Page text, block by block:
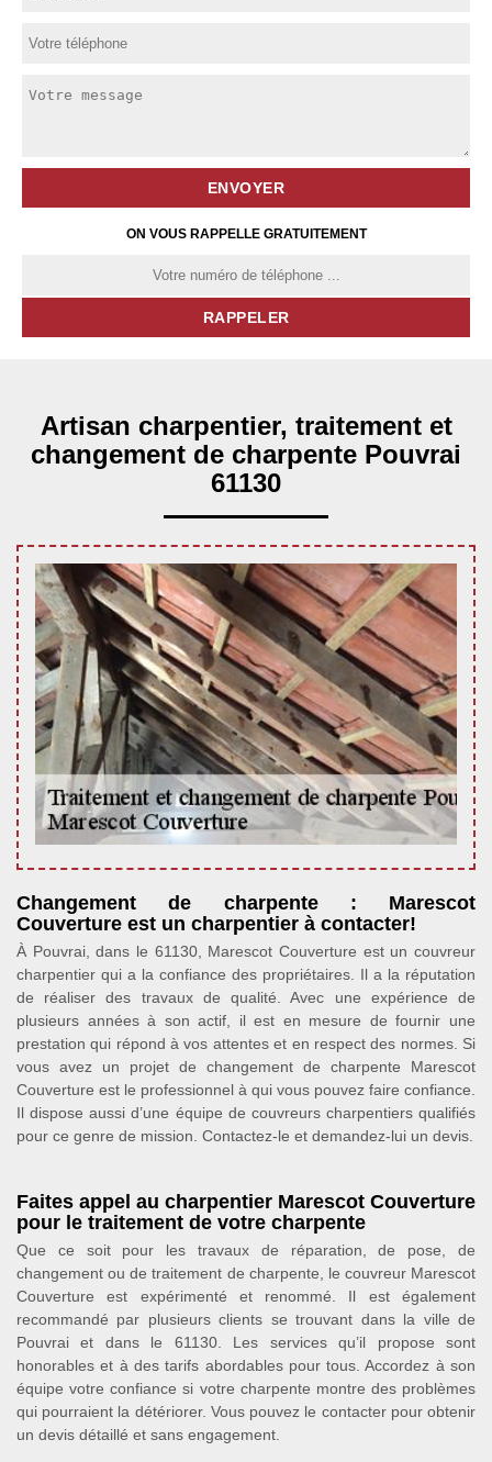
ON VOUS RAPPELLE GRATUITEMENT
Artisan charpentier, traitement et
changement de charpente Pouvrai
61130
Changement de charpente : Marescot
Couverture est un charpentier à contacter!
À Pouvrai, dans le 61130, Marescot Couverture est un couvreur
charpentier qui a la confiance des propriétaires. Il a la réputation
de réaliser des travaux de qualité. Avec une expérience de
plusieurs années à son actif, il est en mesure de fournir une
prestation qui répond à vos attentes et en respect des normes. Si
vous avez un projet de changement de charpente Marescot
Couverture est le professionnel à qui vous pouvez faire confiance.
Il dispose aussi d’une équipe de couvreurs charpentiers qualifiés
pour ce genre de mission. Contactez-le et demandez-lui un devis.
Faites appel au charpentier Marescot Couverture
pour le traitement de votre charpente
Que ce soit pour les travaux de réparation, de pose, de
changement ou de traitement de charpente, le couvreur Marescot
Couverture est expérimenté et renommé. Il est également
recommandé par plusieurs clients se trouvant dans la ville de
Pouvrai et dans le 61130. Les services qu’il propose sont
honorables et à des tarifs abordables pour tous. Accordez à son
équipe votre confiance si votre charpente montre des problèmes
qui pourraient la détériorer. Vous pouvez le contacter pour obtenir
un devis détaillé et sans engagement.